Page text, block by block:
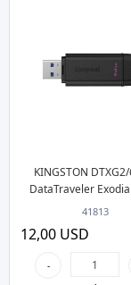
KINGSTON
DataTraveler
USB 3.2 USB
41813
12,00 USD
-